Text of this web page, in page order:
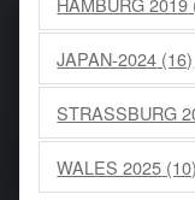
JAPAN-2024 (16)
STRASSBURG
WALES 2025 (10)